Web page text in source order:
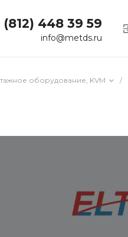
(812) 448 39 59
info@metds.ru
оборудование, KVM /